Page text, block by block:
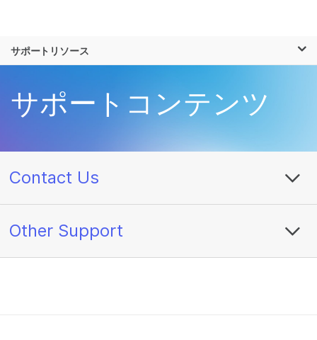
ソリューション
企業情報
サポートリソース
サポートコンテンツ
Contact Us
Other Support
お気に入りの分野を選択すると、関連性の
高いコンテンツへのリンクが表示されます:
がん研究
微生物研究
臨床オンコロジー
生殖医学